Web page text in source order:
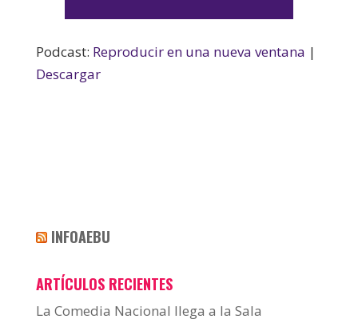
Podcast: Reproducir en una nueva ventana |
Descargar
INFOAEBU
ARTÍCULOS RECIENTES
La Comedia Nacional llega a la Sala